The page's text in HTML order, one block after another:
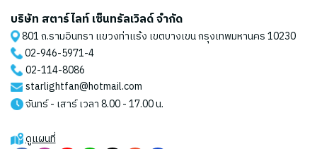
บริษัท สตาร์ไลท์ เซ็นทรัลเวิลด์ จำกัด
801 ถ.รามอินทรา แขวงท่าแร้ง เขตบางเขน กรุงเทพมหานคร 10230
02-946-5971-4
02-114-8086
starlightfan@hotmail.com
จันทร์ - เสาร์ เวลา 8.00 - 17.00 น.
ดูแผนที่